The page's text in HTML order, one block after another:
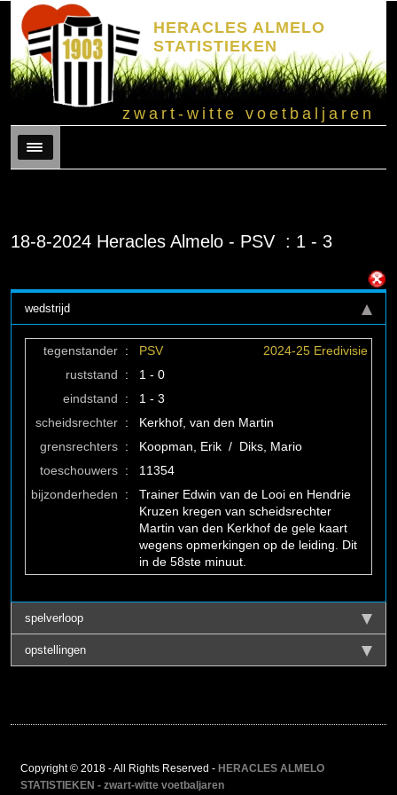
HERACLES ALMELO
STATISTIEKEN
zwart-witte voetbaljaren
Menu
18-8-2024 Heracles Almelo - PSV : 1 - 3
wedstrijd
tegenstander : PSV
2024-25 Eredivisie
ruststand
:
1 - 0
eindstand
:
1 - 3
scheidsrechter :
Kerkhof, van den Martin
grensrechters :
Koopman, Erik / Diks, Mario
toeschouwers :
11354
bijzonderheden
:
Trainer Edwin van de Looi en Hendrie
Kruzen kregen van scheidsrechter
Martin van den Kerkhof de gele kaart
wegens opmerkingen op de leiding. Dit
in de 58ste minuut.
spelverloop
opstellingen
Copyright © 2018 - All Rights Reserved - HERACLES ALMELO
STATISTIEKEN - zwart-witte voetbaljaren